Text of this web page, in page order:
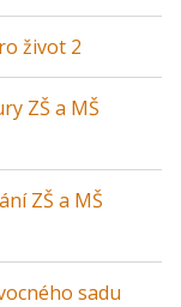
život 2
ZŠ a MŠ
ZŠ a MŠ
sadu